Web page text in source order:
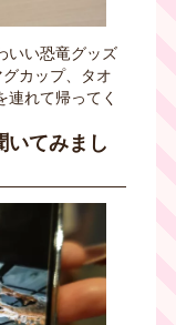
いい恐竜グッズ
カップ、タオ
連れて帰ってく
いてみまし